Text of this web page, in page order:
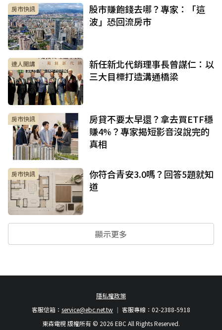
房市快訊
股市賺飽錢去哪？專家：「這
波」恐回流房市
達人開講
新任新北代銷理事長曾謀仁：以
三大目標打造溝通橋梁
房市快訊
房貸不要太早還？拿去買ETF穩
賺4%？專家揭短影音沒說完的
真相
房市快訊
你符合青安3.0嗎？回答5題就知
道
顯示更多
隱私權政策
客服專線：02-2388-5918
客服信箱： service@ebc.net.tw
東森電視 版權所有 © 2026 EBC All Rights Reserved.